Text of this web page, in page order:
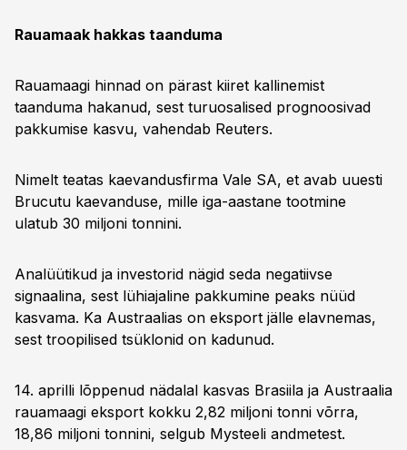
Rauamaak hakkas taanduma
Rauamaagi hinnad on pärast kiiret kallinemist
taanduma hakanud, sest turuosalised prognoosivad
pakkumise kasvu, vahendab Reuters.
Nimelt teatas kaevandusfirma Vale SA, et avab uuesti
Brucutu kaevanduse, mille iga-aastane tootmine
ulatub 30 miljoni tonnini.
Analüütikud ja investorid nägid seda negatiivse
signaalina, sest lühiajaline pakkumine peaks nüüd
kasvama. Ka Austraalias on eksport jälle elavnemas,
sest troopilised tsüklonid on kadunud.
14. aprilli lõppenud nädalal kasvas Brasiila ja Austraalia
rauamaagi eksport kokku 2,82 miljoni tonni võrra,
18,86 miljoni tonnini, selgub Mysteeli andmetest.